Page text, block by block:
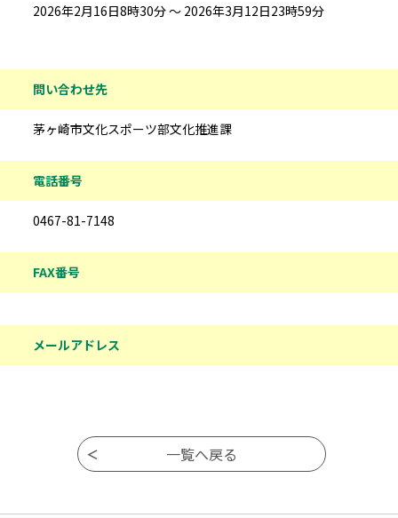
2026年2月16日8時30分 ～ 2026年3月12日23時59分
問い合わせ先
茅ヶ崎市文化スポーツ部文化推進課
電話番号
0467-81-7148
FAX番号
メールアドレス